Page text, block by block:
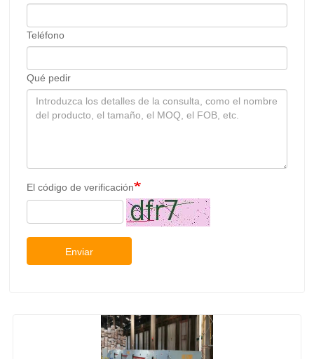
Teléfono
Qué pedir
El código de verificación
Enviar